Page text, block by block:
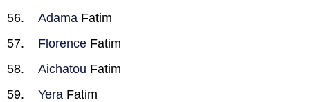
Adama Fatim
Florence Fatim
Aichatou Fatim
Yera Fatim